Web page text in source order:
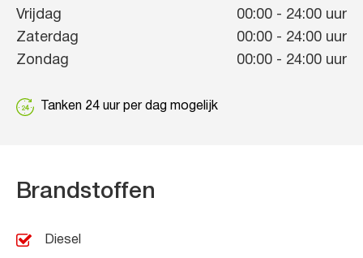
Vrijdag
00:00 - 24:00 uur
Zaterdag
00:00 - 24:00 uur
Zondag
00:00 - 24:00 uur
Tanken 24 uur per dag mogelijk
Brandstoffen
Diesel